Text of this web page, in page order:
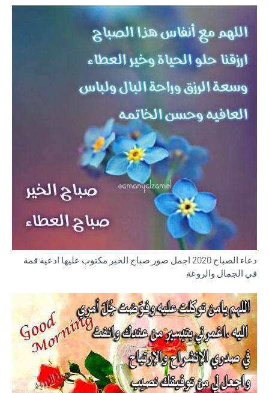
دعاء الصباح 2020 اجمل صور صباح الخير مكتوب عليها ادعية قمة
في الجمال والروعة